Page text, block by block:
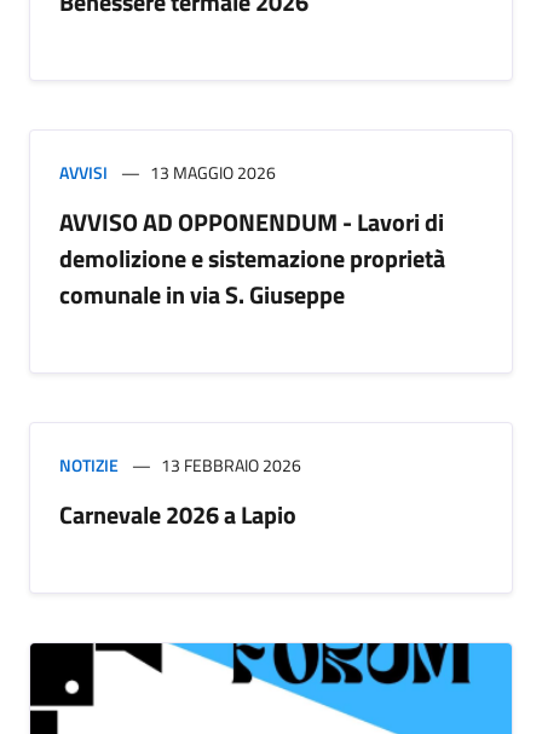
AVVISI 13 MAGGIO 2026
AVVISO AD OPPONENDUM - Lavori di
demolizione e sistemazione proprietà
comunale in via S. Giuseppe
NOTIZIE 13 FEBBRAIO 2026
Carnevale 2026 a Lapio